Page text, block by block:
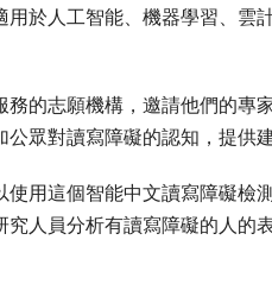
用於人工智能、機器學習、雲
的志願機構，邀請他們的專
公眾對讀寫障礙的認知，提供
使用這個智能中文讀寫障礙檢
究人員分析有讀寫障礙的人的